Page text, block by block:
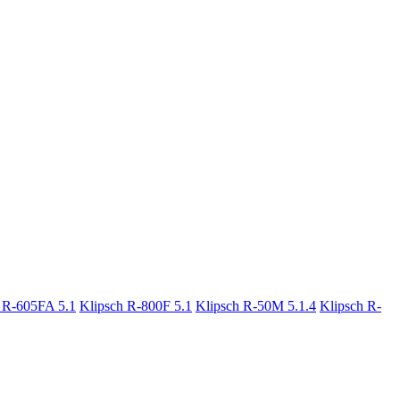
605FA 5.1 Klipsch R-800F 5.1 Klipsch R-50M 5.1.4 Klipsch R-